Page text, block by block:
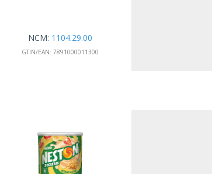
NCM: 1104.29.00
GTIN/EAN: 7891000011300